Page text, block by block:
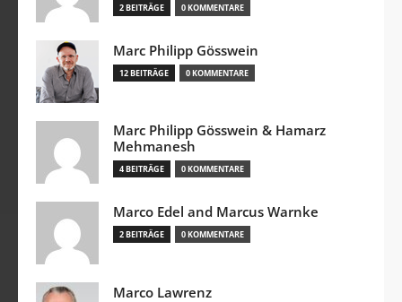
2 BEITRÄGE 0 KOMMENTARE
Marc Philipp Gösswein
12 BEITRÄGE 0 KOMMENTARE
Marc Philipp Gösswein & Hamarz
Mehmanesh
4 BEITRÄGE 0 KOMMENTARE
Marco Edel and Marcus Warnke
2 BEITRÄGE 0 KOMMENTARE
Marco Lawrenz